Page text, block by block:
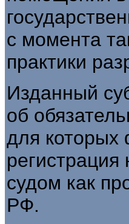
с момента
практики
Изданный
об
для которых
судом как
РФ.